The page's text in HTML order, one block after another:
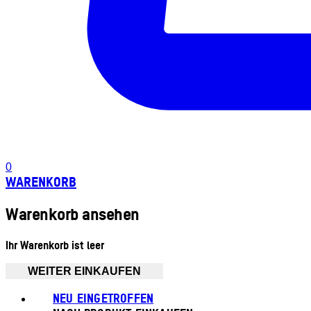
0
WARENKORB
Warenkorb ansehen
Ihr Warenkorb ist leer
WEITER EINKAUFEN
NEU EINGETROFFEN